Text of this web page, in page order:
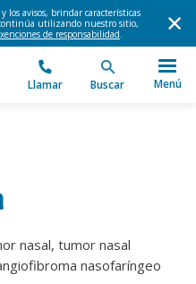
los avisos, brindar características
utilizando nuestro sitio,
de responsabilidad.
Llamar Buscar Menú
nasal, tumor nasal
nasofaríngeo